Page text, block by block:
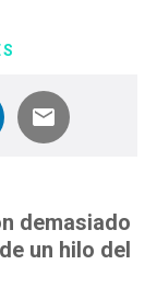
demasiado
un hilo del